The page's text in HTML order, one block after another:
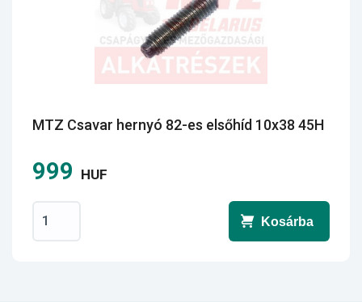
MTZ Csavar hernyó 82-es elsőhíd 10x38 45H
999 HUF
Kosárba